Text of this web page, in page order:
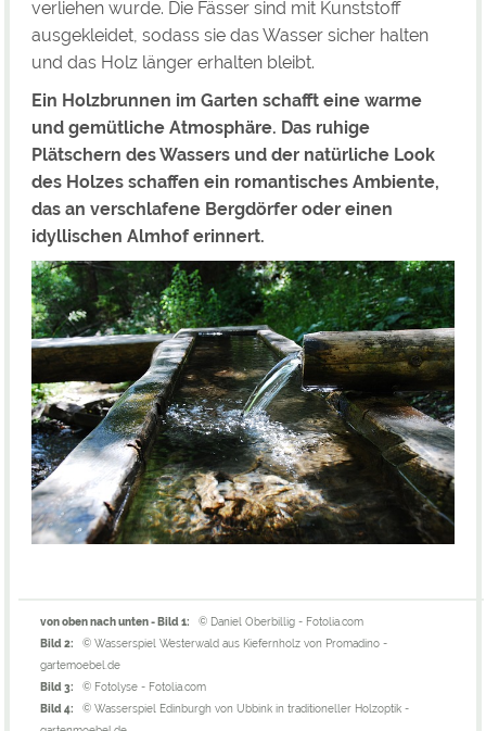
verliehen wurde. Die Fässer sind mit Kunststoff
ausgekleidet, sodass sie das Wasser sicher halten
und das Holz länger erhalten bleibt.
Ein Holzbrunnen im Garten schafft eine warme
und gemütliche Atmosphäre. Das ruhige
Plätschern des Wassers und der natürliche Look
des Holzes schaffen ein romantisches Ambiente,
das an verschlafene Bergdörfer oder einen
idyllischen Almhof erinnert.
von oben nach unten - Bild 1:
© Daniel Oberbillig - Fotolia.com
Bild 2:
© Wasserspiel Westerwald aus Kiefernholz von Promadino -
gartemoebel.de
Bild 3:
© Fotolyse - Fotolia.com
Bild 4:
© Wasserspiel Edinburgh von Ubbink in traditioneller Holzoptik -